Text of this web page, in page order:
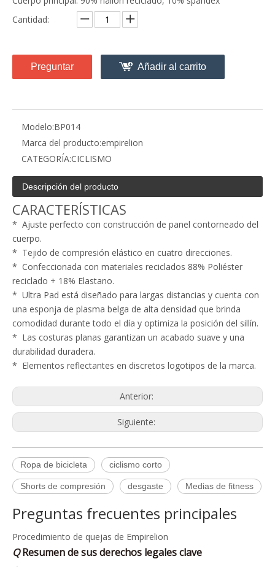
Cantidad:
Preguntar Añadir al carrito
Modelo:BP014
Marca del producto:empirelion
CATEGORÍA:CICLISMO
Descripción del producto
CARACTERÍSTICAS
* Ajuste perfecto con construcción de panel contorneado del
cuerpo.
* Tejido de compresión elástico en cuatro direcciones.
* Confeccionada con materiales reciclados 88% Poliéster
reciclado + 18% Elastano.
* Ultra Pad está diseñado para largas distancias y cuenta con
una esponja de plasma belga de alta densidad que brinda
comodidad durante todo el día y optimiza la posición del sillín.
* Las costuras planas garantizan un acabado suave y una
durabilidad duradera.
* Elementos reflectantes en discretos logotipos de la marca.
Anterior:
Siguiente:
Ropa de bicicleta ciclismo corto
Shorts de compresión desgaste Medias de fitness
Preguntas frecuentes principales
QPolítica de quejas
A
Procedimiento de quejas de Empirelion
Si no está satisfecho con su compra puede devolverlo de
acuerdo con nuestra política de devoluciones. Si no está
QResumen de sus derechos legales clave
AEste es un resumen de sus derechos legales clave. Están